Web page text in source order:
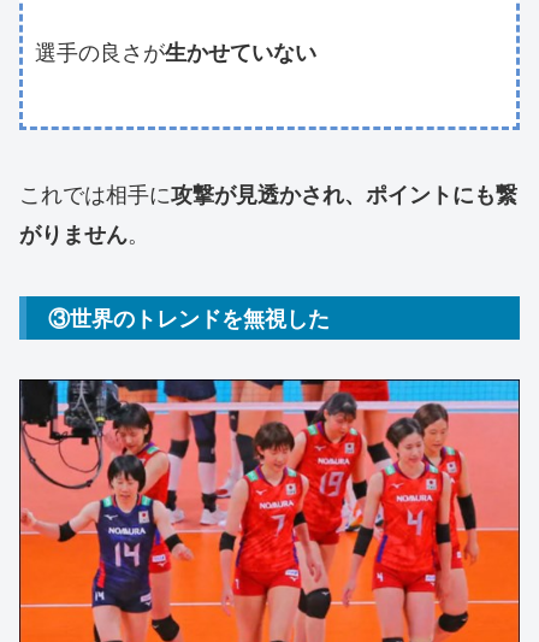
選手の良さが生かせていない
これでは相手に攻撃が見透かされ、ポイントにも繋
がりません。
③世界のトレンドを無視した